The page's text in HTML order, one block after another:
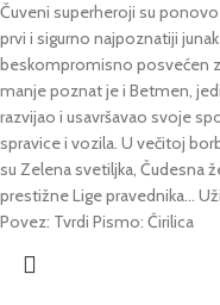
Čuveni superheroji su
prvi i sigurno najpoznatiji
beskompromisno posvećen
manje poznat je i Betmen,
razvijao i usavršavao svoje
spravice i vozila. U večitoj
su Zelena svetiljka, Čudesna
prestižne Lige pravednika…
Povez: Tvrdi Pismo: Ćirilica